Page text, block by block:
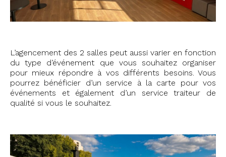
L’agencement des 2 salles peut aussi varier en fonction
du type d’événement que vous souhaitez organiser
pour mieux répondre à vos différents besoins. Vous
pourrez bénéficier d’un service à la carte pour vos
événements et également d’un service traiteur de
qualité si vous le souhaitez.